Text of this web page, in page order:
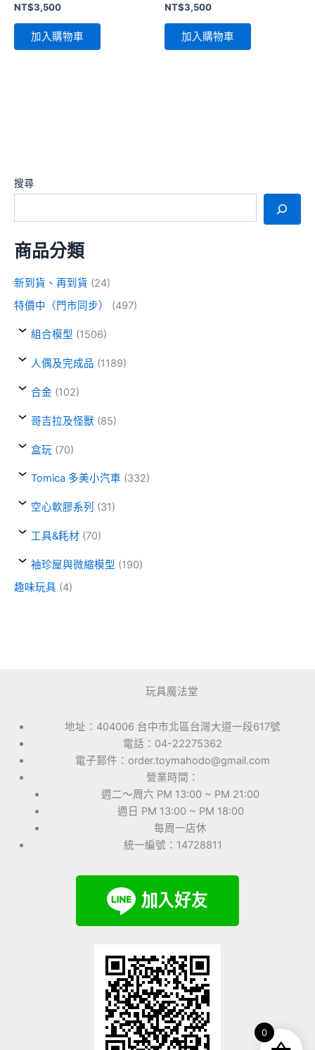
搜尋
商品分類
新到貨、再到貨 (24)
特價中（門市同步）
(497)
組合模型 (1506)
人偶及完成品 (1189)
合金 (102)
哥吉拉及怪獸 (85)
盒玩 (70)
Tomica 多美小汽車 (332)
空心軟膠系列 (31)
工具&耗材 (70)
袖珍屋與微縮模型 (190)
趣味玩具 (4)
NT$3,500
加入購物車
NT$3,500
加入購物車
玩具魔法堂
地址：404006 台中市北區台灣大道一段617號
電話：04-22275362
電子郵件：order.toymahodo@gmail.com
營業時間：
週二～周六 PM 13:00 ~ PM 21:00
週日 PM 13:00 ~ PM 18:00
每周一店休
統一編號：14728811
0